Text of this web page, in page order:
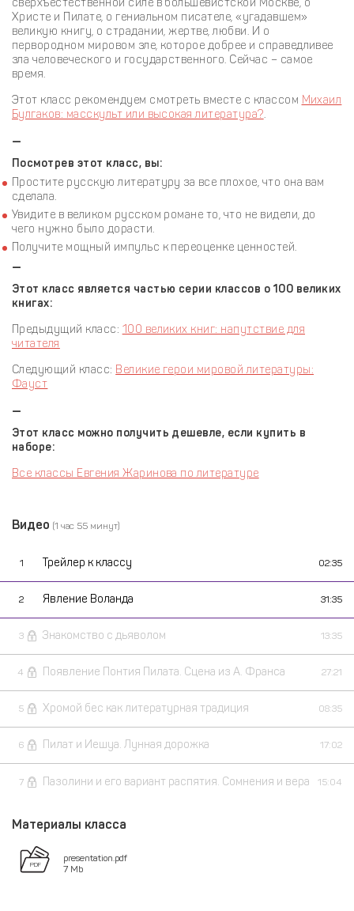
Христе и Пилате, о гениальном писателе, «угадавшем»
великую книгу, о страдании, жертве, любви. И о
первородном мировом зле, которое добрее и справедливее
зла человеческого и государственного. Сейчас – самое
время.
Этот класс рекомендуем смотреть вместе с классом Михаил
Булгаков: масскульт или высокая литература?.
—
Посмотрев этот класс, вы:
Простите русскую литературу за все плохое, что она вам
сделала.
Увидите в великом русском романе то, что не видели, до
чего нужно было дорасти.
Получите мощный импульс к переоценке ценностей.
—
Этот класс является частью серии классов о 100 великих
книгах:
Предыдущий класс: 100 великих книг: напутствие для
читателя
Следующий класс: Великие герои мировой литературы:
Фауст
—
Этот класс можно получить дешевле, если купить в
наборе:
Все классы Евгения Жаринова по литературе
Видео (1 час 55 минут)
1 Трейлер к классу 02:35
2 Явление Воланда 31:35
3 Знакомство с дьяволом 13:35
4 Появление Понтия Пилата. Сцена из А. Франса 27:21
5 Хромой бес как литературная традиция 08:35
6 Пилат и Иешуа. Лунная дорожка 17:02
7 Пазолини и его вариант распятия. Сомнения и вера 15:04
Материалы класса
presentation.pdf
7 Mb